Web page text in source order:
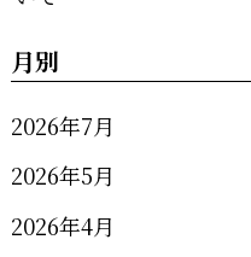
月別
2026年7月
2026年5月
2026年4月